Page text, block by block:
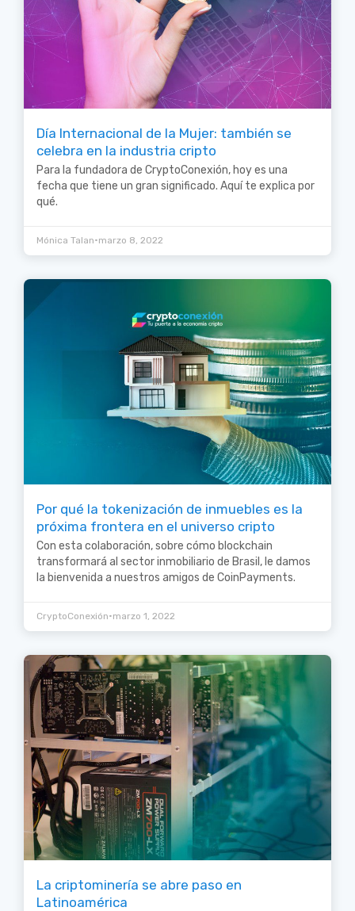
Día Internacional de la Mujer: también se
celebra en la industria cripto
Para la fundadora de CryptoConexión, hoy es una
fecha que tiene un gran significado. Aquí te explica por
qué.
Mónica Talan•marzo 8, 2022
Por qué la tokenización de inmuebles es la
próxima frontera en el universo cripto
Con esta colaboración, sobre cómo blockchain
transformará al sector inmobiliario de Brasil, le damos
la bienvenida a nuestros amigos de CoinPayments.
CryptoConexión•marzo 1, 2022
La criptominería se abre paso en
Latinoamérica